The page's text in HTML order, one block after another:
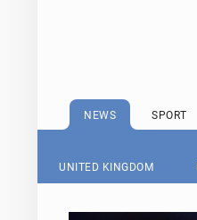
NEWS SPORT
UNITED KINGDOM